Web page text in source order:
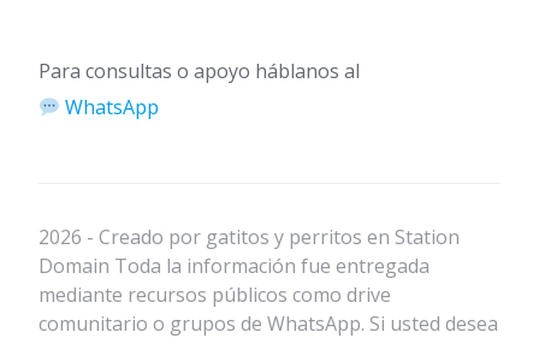
Para consultas o apoyo háblanos al
WhatsApp
2026 - Creado por gatitos y perritos en Station
Domain Toda la información fue entregada
mediante recursos públicos como drive
comunitario o grupos de WhatsApp. Si usted desea